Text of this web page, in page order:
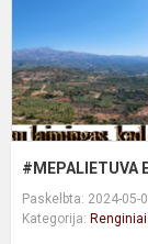
#MEPALIETUVA
Paskelbta: 2024-05-
Kategorija: Renginiai